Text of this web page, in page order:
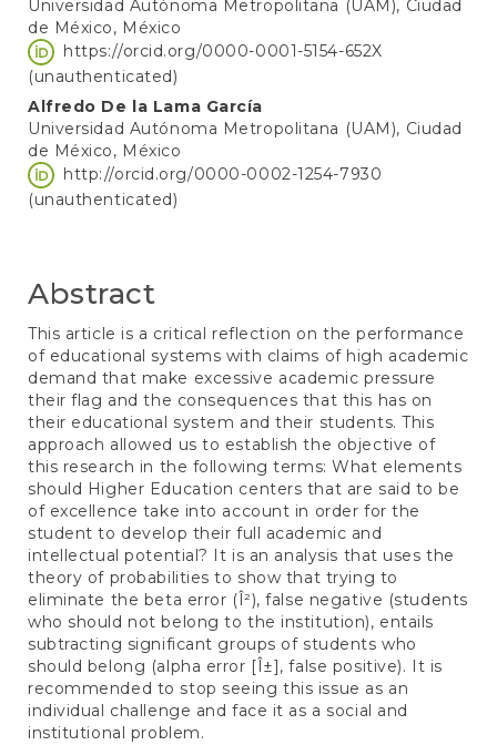
Universidad Autónoma Metropolitana (UAM), Ciudad
de México, México
https://orcid.org/0000-0001-5154-652X
(unauthenticated)
Alfredo De la Lama García
Universidad Autónoma Metropolitana (UAM), Ciudad
de México, México
http://orcid.org/0000-0002-1254-7930
(unauthenticated)
Abstract
This article is a critical reflection on the performance
of educational systems with claims of high academic
demand that make excessive academic pressure
their flag and the consequences that this has on
their educational system and their students. This
approach allowed us to establish the objective of
this research in the following terms: What elements
should Higher Education centers that are said to be
of excellence take into account in order for the
student to develop their full academic and
intellectual potential? It is an analysis that uses the
theory of probabilities to show that trying to
eliminate the beta error (Î²), false negative (students
who should not belong to the institution), entails
subtracting significant groups of students who
should belong (alpha error [Î±], false positive). It is
recommended to stop seeing this issue as an
individual challenge and face it as a social and
institutional problem.